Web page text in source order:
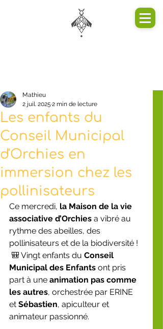
Les enfants du
Conseil Municipal
d'Orchies en
immersion chez les
pollinisateurs
Mathieu
2 juil. 2025 2 min de lecture
Ce mercredi, la Maison de la vie
associative d’Orchies a vibré au
rythme des abeilles, des
pollinisateurs et de la biodiversité !
🎒 Vingt enfants du Conseil
Municipal des Enfants ont pris
part à une animation pas comme
les autres, orchestrée par ERINE
et Sébastien, apiculteur et
animateur passionné.